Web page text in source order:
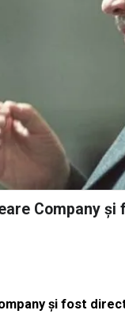
Company
și fost